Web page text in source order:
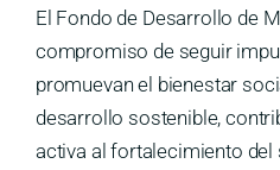
El Fondo de Desarrollo de
compromiso de seguir
promuevan el bienestar
desarrollo sostenible,
activa al fortalecimiento del